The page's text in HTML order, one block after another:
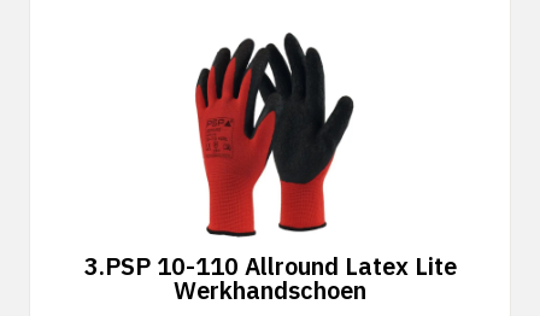
3.PSP 10-110 Allround Latex Lite
Werkhandschoen